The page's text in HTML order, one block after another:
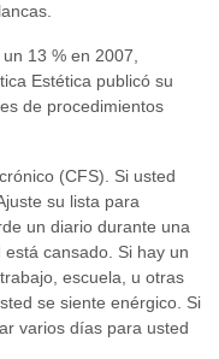
13 % en 2007,
Estética publicó su
de procedimientos
(CFS). Si usted
su lista para
un diario durante una
cansado. Si hay un
escuela, u otras
se siente enérgico. Si
varios días para usted